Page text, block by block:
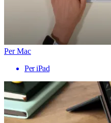
Per Mac
Per iPad